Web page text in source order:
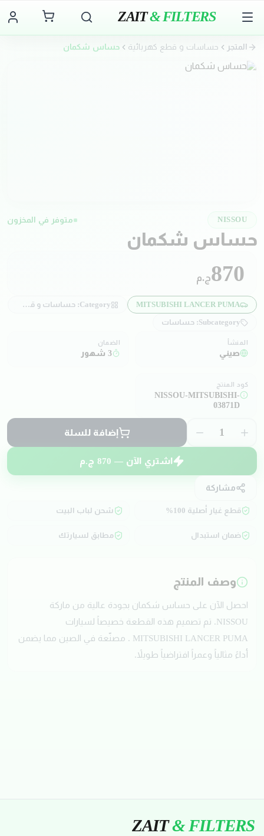
ZAIT& FILTERS
المتجر حساسات و قطع كهربائية حساس شكمان
NISSOU متوفر في المخزون
حساس شكمان
870ج.م
MITSUBISHI LANCER PUMA
Category: حساسات و قطع كهربائية
Subcategory: حساسات
المنشأ
صيني
الضمان
3 شهور
كود المنتج
NISSOU-MITSUBISHI-
03871D
1 إضافة للسلة
اشتري الآن — 870 ج.م
مشاركة
قطع غيار أصلية 100% شحن لباب البيت
ضمان استبدال مطابق لسيارتك
وصف المنتج
احصل الآن على حساس شكمان بجودة عالية من ماركة
NISSOU. تم تصميم هذه القطعة خصيصاً لسيارات
MITSUBISHI LANCER PUMA . مصنّعة في الصين مما يضمن
أداءً مثالياً وعمراً افتراضياً طويلاً.
ZAIT& FILTERS